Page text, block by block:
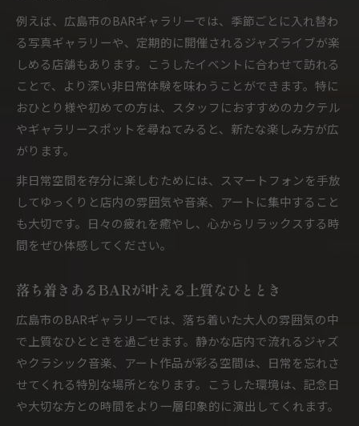
BARギャラリーならではの上質な夜の魅力
BARで友人や同僚と過ごす特別なひととき
BARギャラリーで記念日を彩る楽しみ方
例えば、広島市のBARギャラリーでは、季節ごとに入れ替わ
る写真ギャラリーや、定期的に開催されるジャズライブが楽
しめる店舗もあります。こうしたイベントに合わせて訪れる
ことで、より深い非日常体験を味わうことができます。特に
おひとり様や初めての方は、スタッフにおすすめのカクテル
やギャラリースポットを尋ねてみると、新たな楽しみ方が広
がります。
非日常空間を存分に楽しむためには、スマートフォンを手放
してゆっくりと店内の雰囲気や音楽、アートに集中すること
も大切です。日々の疲れを癒やし、心からリラックスする時
間をぜひ体感してください。
落ち着きあるBARが叶える上質なひととき
広島市のBARギャラリーでは、落ち着いた大人の雰囲気の中
で上質なひとときを過ごせます。静かな店内で流れるジャズ
やクラシック音楽、アート作品が彩る空間は、日常を忘れさ
せてくれる特別な場所となります。こうした環境は、記念日
や大切な方との時間をより一層印象的に演出してくれます。